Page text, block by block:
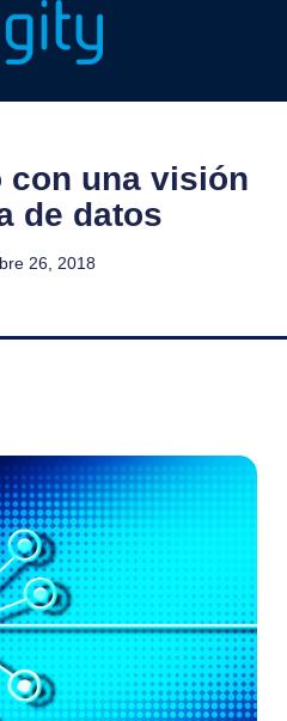
con una visión
de datos
26, 2018